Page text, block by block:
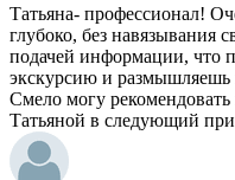
Татьяна- профессионал!
глубоко, без навязывания
подачей информации, что
экскурсию и
Смело могу
Татьяной в следующий